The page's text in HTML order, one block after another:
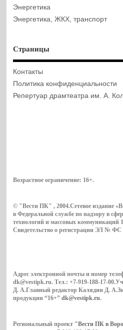
Энергетика
Энергетика, ЖКХ, транспорт
Страницы
Контакты
Политика конфиденциальности
Репертуар драмтеатра им. А.
Возрастное ограничение: 16+.
© "Вести ПК" , 2004.Сетевое издание
в Федеральной службе по надзору в
технологий и массовых коммуникаций
Свидетельство о регистрации ЭЛ № ФС
Адрес электронной почты и номер
dk@vestipk.ru. Тел.: +7-919-188-17-
Д. А.Главный редактор Калядин Д.
продукции “16+”dk@vestipk.ru.
Региональный проект "Вести ПК в